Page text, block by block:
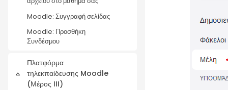
Moodle: Συγγραφή σελίδας
Moodle: Προσθήκη
Συνδέσμου
Collapse
Πλατφόρμα
τηλεκπαίδευσης Moodle
(Μέρος III)